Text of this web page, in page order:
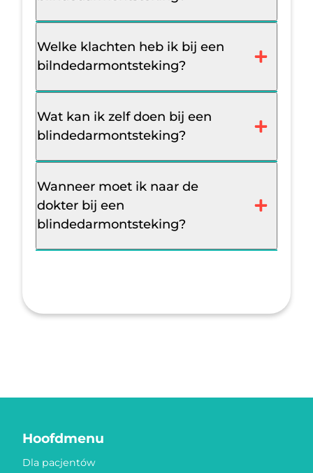
Welke klachten heb ik bij een
bilndedarmontsteking?
Wat kan ik zelf doen bij een
blindedarmontsteking?
Wanneer moet ik naar de
dokter bij een
blindedarmontsteking?
Hoofdmenu
Dla pacjentów